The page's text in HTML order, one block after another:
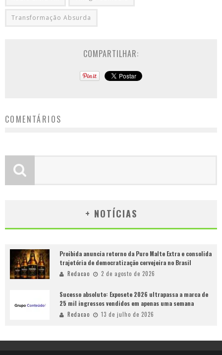
Transformação Absurda
COMPARTILHAR:
COMENTÁRIOS
+ NOTÍCIAS
Proibida anuncia retorno da Puro Malte Extra e consolida
trajetória de democratização cervejeira no Brasil
Redacao 2 de agosto de 2026
Sucesso absoluto: Exposete 2026 ultrapassa a marca de
25 mil ingressos vendidos em apenas uma semana
Redacao 13 de julho de 2026